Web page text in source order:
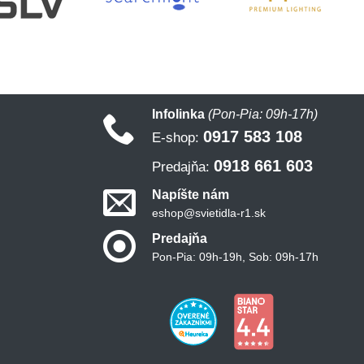
Infolinka (Pon-Pia: 09h-17h)
E-shop: 0917 583 108
Predajňa: 0918 661 603
Napíšte nám
eshop@svietidla-r1.sk
Predajňa
Pon-Pia: 09h-19h, Sob: 09h-17h